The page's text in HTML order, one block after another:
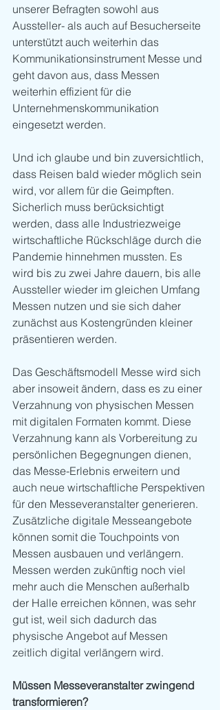
unserer Befragten sowohl aus
Aussteller- als auch auf Besucherseite
unterstützt auch weiterhin das
Kommunikationsinstrument Messe und
geht davon aus, dass Messen
weiterhin effizient für die
Unternehmenskommunikation
eingesetzt werden.
Und ich glaube und bin zuversichtlich,
dass Reisen bald wieder möglich sein
wird, vor allem für die Geimpften.
Sicherlich muss berücksichtigt
werden, dass alle Industriezweige
wirtschaftliche Rückschläge durch die
Pandemie hinnehmen mussten. Es
wird bis zu zwei Jahre dauern, bis alle
Aussteller wieder im gleichen Umfang
Messen nutzen und sie sich daher
zunächst aus Kostengründen kleiner
präsentieren werden.
Das Geschäftsmodell Messe wird sich
aber insoweit ändern, dass es zu einer
Verzahnung von physischen Messen
mit digitalen Formaten kommt. Diese
Verzahnung kann als Vorbereitung zu
persönlichen Begegnungen dienen,
das Messe-Erlebnis erweitern und
auch neue wirtschaftliche Perspektiven
für den Messeveranstalter generieren.
Zusätzliche digitale Messeangebote
können somit die Touchpoints von
Messen ausbauen und verlängern.
Messen werden zukünftig noch viel
mehr auch die Menschen außerhalb
der Halle erreichen können, was sehr
gut ist, weil sich dadurch das
physische Angebot auf Messen
zeitlich digital verlängern wird.
Müssen Messeveranstalter zwingend
transformieren?